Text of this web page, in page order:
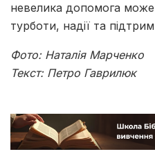
невелика допомога
турботи, надії та
Фото: Наталія Марченко
Текст: Петро Гаврилюк